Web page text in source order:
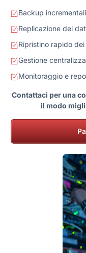
Backup
Replicazione dei
Ripristino rapido
Gestione
Monitoraggio e
Contattaci per una
il modo